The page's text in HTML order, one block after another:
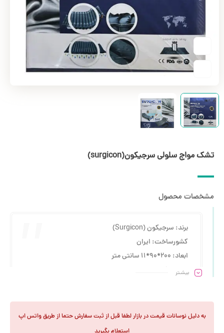
تشک مواج سلولی سرجیکون(surgicon)
مشخصات محصول
برند: سرجیکون (Surgicon)
کشورساخت: ایران
ابعاد: 200*90*۱۱ سانتی متر
دارای 18 سلول
دارای قابلیت CPR برای مواقع اورژانسی
بیشـتر
به دلیل نوسانات قیمت در بازار لطفا قبل از ثبت سفارش حتما از طریق واتس اپ